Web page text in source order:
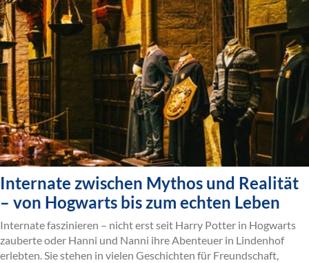
Internate zwischen Mythos und Realität
– von Hogwarts bis zum echten Leben
Internate faszinieren – nicht erst seit Harry Potter in Hogwarts
zauberte oder Hanni und Nanni ihre Abenteuer in Lindenhof
erlebten. Sie stehen in vielen Geschichten für Freundschaft,